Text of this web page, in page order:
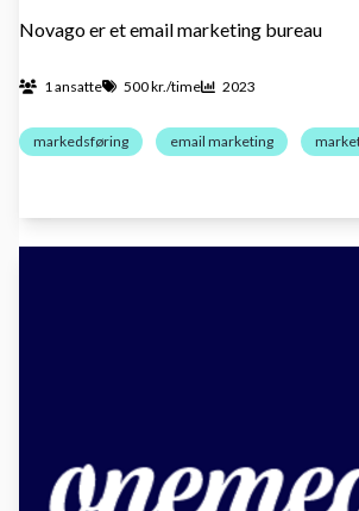
Novago er et email marketing bureau
1 ansatte 500 kr./time 2023
markedsføring email marketing